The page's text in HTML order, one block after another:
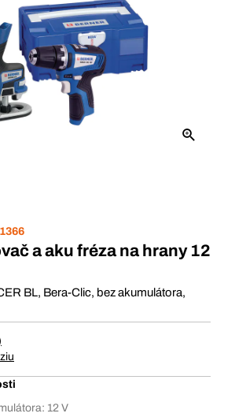
a aku fréza na hrany 12
BL, Bera-Clic, bez akumulátora,
12 V